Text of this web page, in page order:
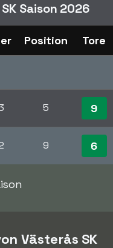
Saison 2026
Position Tore
5 9
9 6
Västerås SK